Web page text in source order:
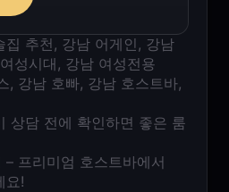
집 추천, 강남 어게인, 강남
성시대, 강남 여성전용
, 강남 호빠, 강남 호스트바,
상담 전에 확인하면 좋은 룸
– 프리미엄 호스트바에서
요!